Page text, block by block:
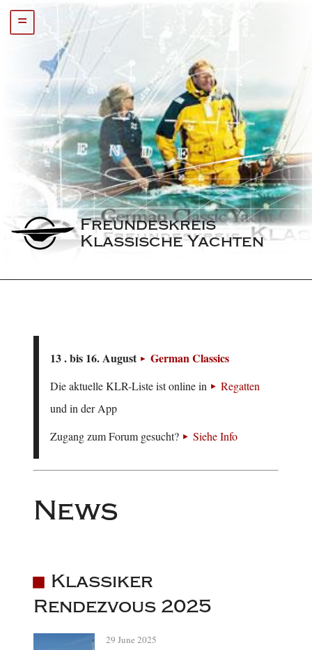
=
Freundeskreis
Klassische Yachten
13 . bis 16. August German Classics
Die aktuelle KLR-Liste ist online in
Regatten
und in der App
Zugang zum Forum gesucht?
Siehe Info
News
Klassiker
Rendezvous 2025
29 June 2025